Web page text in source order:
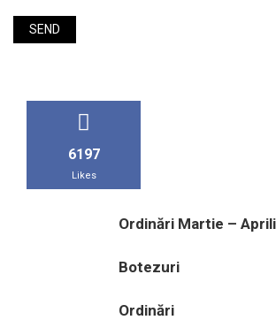
6197
Likes
Ordinări Martie –
Botezuri
Ordinări